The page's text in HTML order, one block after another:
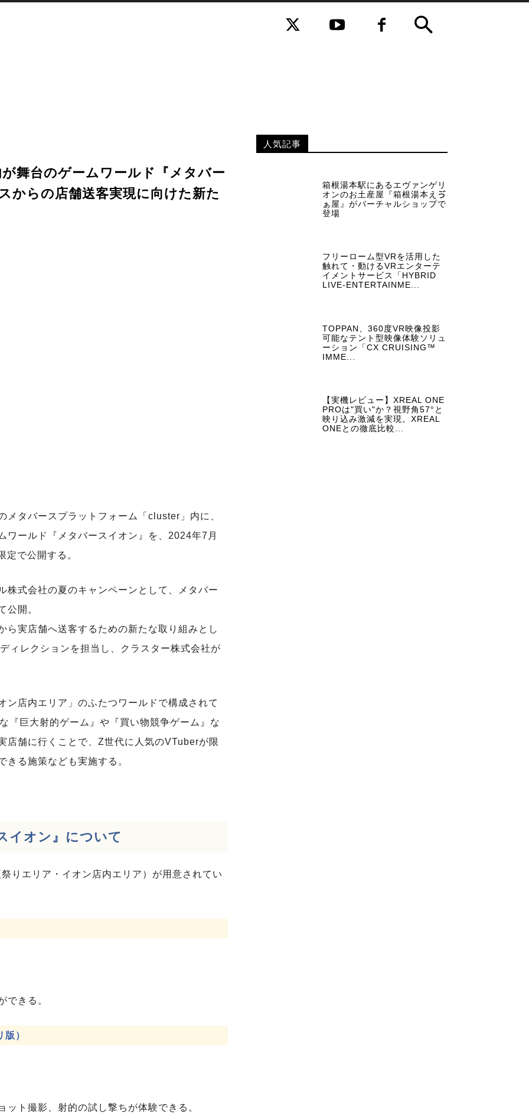
舞台のゲームワールド『メタバー
からの店舗送客実現に向けた新た
メタバースプラットフォーム「cluster」内に、
ワールド『メタバースイオン』を、2024年7月
定で公開する。
株式会社の夏のキャンペーンとして、メタバー
公開。
ら実店舗へ送客するための新たな取り組みとし
ィレクションを担当し、クラスター株式会社が
ン店内エリア」のふたつワールドで構成されて
『巨大射的ゲーム』や『買い物競争ゲーム』な
店舗に行くことで、Z世代に人気のVTuberが限
きる施策なども実施する。
イオン』について
りエリア・イオン店内エリア）が用意されてい
できる。
）
ト撮影、射的の試し撃ちが体験できる。
人気記事
箱根湯本駅にあるエヴァンゲリ
オンのお土産屋『箱根湯本えゔ
ぁ屋』がバーチャルショップで
登場
フリーローム型VRを活用した
触れて・動けるVRエンターテ
イメントサービス「HYBRID
LIVE-ENTERTAINME...
TOPPAN、360度VR映像投影
可能なテント型映像体験ソリュ
ーション「CX CRUISING™
IMME...
【実機レビュー】XREAL ONE
PROは"買い"か？視野角57°と
映り込み激減を実現。XREAL
ONEとの徹底比較...